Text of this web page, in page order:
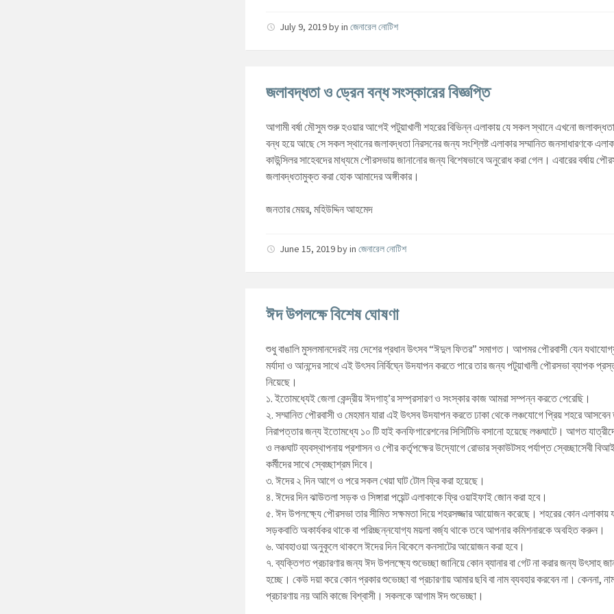
July 9, 2019byinজেনারেল নোটিশ
জলাবদ্ধতা ও ড্রেন বন্ধ সংস্কারের বিজ্ঞপ্তি
আগামী বর্ষা মৌসুম শুরু হওয়ার আগেই পটুয়াখালী শহরের বিভিন্ন এলাকায় যে সকল স্থানে এখনো
বন্ধ হয়ে আছে সে সকল স্থানের জলাবদ্ধতা নিরসনের জন্য সংশ্লিষ্ট এলাকার সম্মানিত জনসাধারণকে
কাউন্সিলর সাহেবদের মাধ্যমে পৌরসভায় জানানোর জন্য বিশেষভাবে অনুরোধ করা গেল। এবারের বর্ষায়
জলাবদ্ধতামুক্ত করা হোক আমাদের অঙ্গীকার।
জনতার মেয়র, মহিউদ্দিন আহমেদ
June 15, 2019byinজেনারেল নোটিশ
ঈদ উপলক্ষে বিশেষ ঘোষণা
শুধু বাঙালি মুসলমানদেরই নয় দেশের প্রধান উৎসব “ঈদুল ফিতর” সমাগত। আপমর পৌরবাসী যেন
মর্যাদা ও আনন্দের সাথে এই উৎসব নির্বিঘ্নে উদযাপন করতে পারে তার জন্য পটুয়াখালী পৌরসভা ব্যাপক
নিয়েছে।
১. ইতোমধ্যেই জেলা কেন্দ্রীয় ঈদগাহ্’র সম্প্রসারণ ও সংস্কার কাজ আমরা সম্পন্ন করতে পেরেছি।
২. সম্মানিত পৌরবাসী ও মেহমান যারা এই উৎসব উদযাপন করতে ঢাকা থেকে লঞ্চযোগে প্রিয় শহরে আসবেন
নিরাপত্তার জন্য ইতোমধ্যে ১০ টি হাই কনফিগারেশনের সিসিটিভি বসানো হয়েছে লঞ্চঘাটে। আগত
ও লঞ্চঘাট ব্যবস্থাপনায় প্রশাসন ও পৌর কর্তৃপক্ষের উদ্যোগে রোভার স্কাউটসহ পর্যাপ্ত স্বেচ্ছাসেবী
কর্মীদের সাথে স্বেচ্ছাশ্রম দিবে।
৩. ঈদের ২ দিন আগে ও পরে সকল খেয়া ঘাট টোল ফ্রি করা হয়েছে।
৪. ঈদের দিন ঝাউতলা সড়ক ও সিঙ্গারা পয়েন্ট এলাকাকে ফ্রি ওয়াইফাই জোন করা হবে।
৫. ঈদ উপলক্ষ্যে পৌরসভা তার সীমিত সক্ষমতা দিয়ে শহরসজ্জার আয়োজন করেছে। শহরের কোন এলাকায়
সড়কবাতি অকার্যকর থাকে বা পরিচ্ছন্নযোগ্য ময়লা বর্জ্য থাকে তবে আপনার কমিশনারকে অবহিত করুন।
৬. আবহাওয়া অনুকূলে থাকলে ঈদের দিন বিকেলে কনসাটের আয়োজন করা হবে।
৭. ব্যক্তিগত প্রচারণার জন্য ঈদ উপলক্ষ্যে শুভেচ্ছা জানিয়ে কোন ব্যানার বা গেট না করার জন্য উৎসাহ
হচ্ছে। কেউ দয়া করে কোন প্রকার শুভেচ্ছা বা প্রচারণায় আমার ছবি বা নাম ব্যবহার করবেন না। কেননা,
প্রচারণায় নয় আমি কাজে বিশ্বাসী। সকলকে আগাম ঈদ শুভেচ্ছা।